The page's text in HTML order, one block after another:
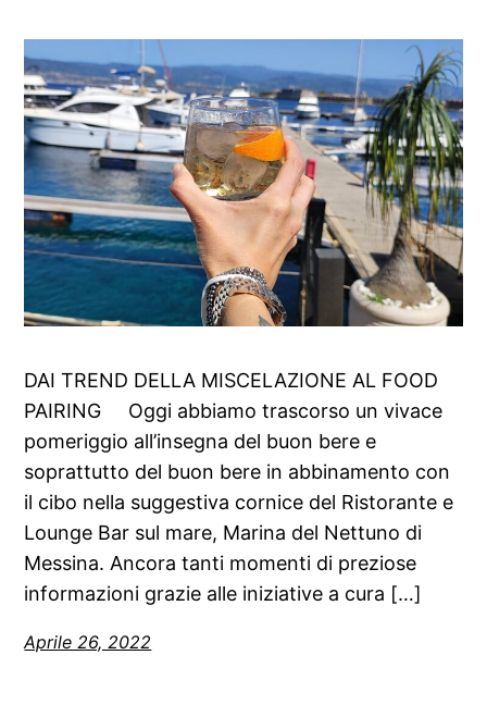
DAI TREND DELLA MISCELAZIONE AL FOOD
PAIRING Oggi abbiamo trascorso un vivace
pomeriggio all’insegna del buon bere e
soprattutto del buon bere in abbinamento con
il cibo nella suggestiva cornice del Ristorante e
Lounge Bar sul mare, Marina del Nettuno di
Messina. Ancora tanti momenti di preziose
informazioni grazie alle iniziative a cura […]
Aprile 26, 2022